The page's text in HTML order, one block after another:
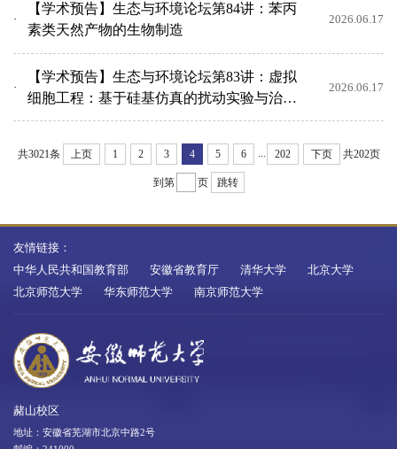
【学术预告】生态与环境论坛第84讲：苯丙
素类天然产物的生物制造
2026.06.17
【学术预告】生态与环境论坛第83讲：虚拟
细胞工程：基于硅基仿真的扰动实验与治疗
药物发掘
2026.06.17
共3021条 上页 1 2 3 4 5 6 ... 202 下页 共202页
到第 页 跳转
友情链接：
中华人民共和国教育部
安徽省教育厅 清华大学
北京大学
北京师范大学
华东师范大学 南京师范大学
赭山校区
地址：安徽省芜湖市北京中路2号